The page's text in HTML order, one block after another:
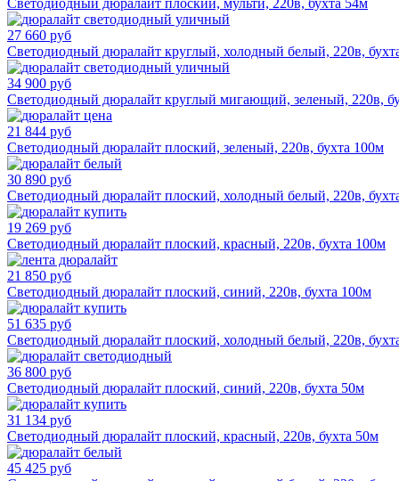
27 660 руб
Светодиодный дюралайт круглый, холодный белый, 220в,
34 900 руб
Светодиодный дюралайт круглый мигающий, зеленый, 220в,
21 844 руб
Светодиодный дюралайт плоский, зеленый, 220в, бухта 100м
30 890 руб
Светодиодный дюралайт плоский, холодный белый, 220в,
19 269 руб
Светодиодный дюралайт плоский, красный, 220в, бухта 100м
21 850 руб
Светодиодный дюралайт плоский, синий, 220в, бухта 100м
51 635 руб
Светодиодный дюралайт плоский, холодный белый, 220в,
36 800 руб
Светодиодный дюралайт плоский, синий, 220в, бухта 50м
31 134 руб
Светодиодный дюралайт плоский, красный, 220в, бухта 50м
45 425 руб